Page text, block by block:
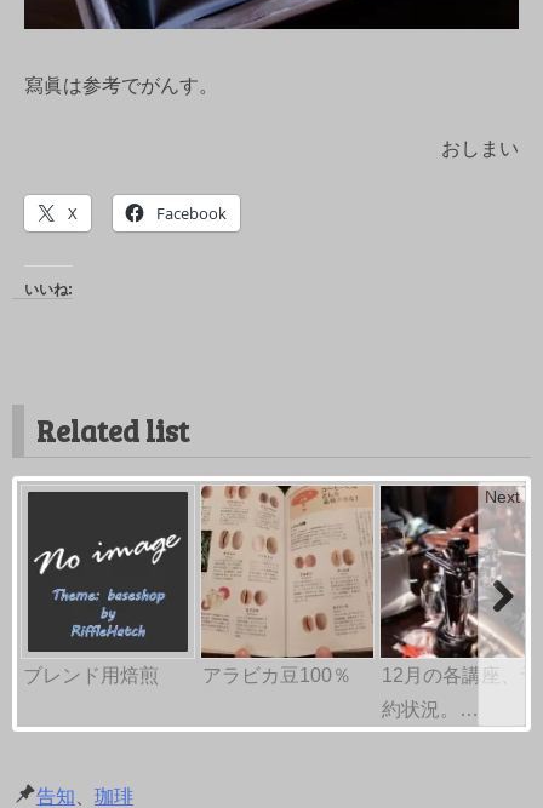
寫眞は参考でがんす。
おしまい
X Facebook
いいね:
Related list
ブレンド用焙煎 アラビカ豆100％
12月の各講座、予
約状況。…
Next
告知 珈琲